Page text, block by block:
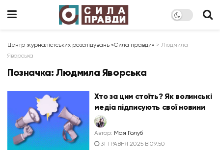
Центр журналістських розслідувань «Сила правди» > Людмила
Яворська
Позначка: Людмила Яворська
Хто за цим стоїть? Як волинські
медіа підписують свої новини
Автор: Мая Голуб
31 ТРАВНЯ 2025 В 09:50